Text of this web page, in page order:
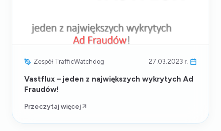
Zespół TrafficWatchdog 27.03.2023 r.
Vastflux – jeden z największych wykrytych Ad
Fraudów!
Przeczytaj więcej